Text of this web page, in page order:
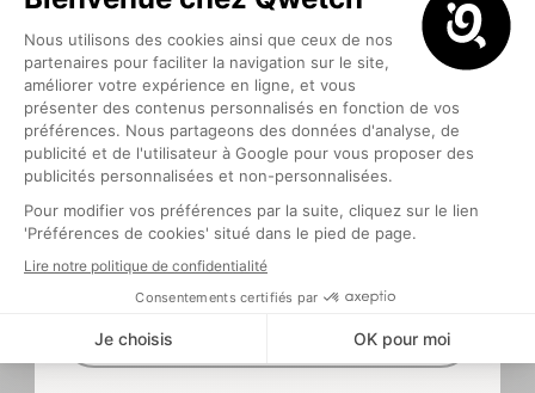
DÉCOUVRIR
Questions
Fréquentes
Optionnel